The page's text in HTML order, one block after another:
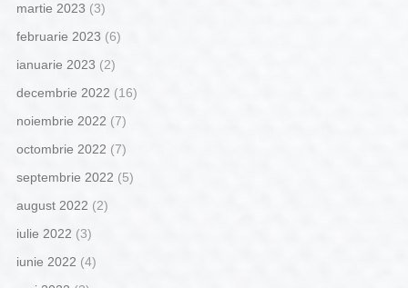
martie 2023 (3)
februarie 2023 (6)
ianuarie 2023 (2)
decembrie 2022 (16)
noiembrie 2022 (7)
octombrie 2022 (7)
septembrie 2022 (5)
august 2022 (2)
iulie 2022 (3)
iunie 2022 (4)